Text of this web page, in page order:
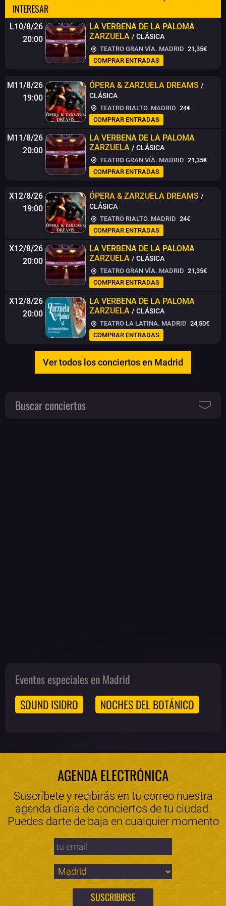
INTERESAR
L10/8/26
20:00
LA VERBENA DE LA PALOMA
ZARZUELA / CLÁSICA
TEATRO GRAN VÍA. MADRID 21,35€
COMPRAR ENTRADAS
M11/8/26
19:00
ÓPERA & ZARZUELA DREAMS /
CLÁSICA
TEATRO RIALTO. MADRID 24€
COMPRAR ENTRADAS
M11/8/26
20:00
LA VERBENA DE LA PALOMA
ZARZUELA / CLÁSICA
TEATRO GRAN VÍA. MADRID 21,35€
COMPRAR ENTRADAS
X12/8/26
19:00
ÓPERA & ZARZUELA DREAMS /
CLÁSICA
TEATRO RIALTO. MADRID 24€
COMPRAR ENTRADAS
X12/8/26
20:00
LA VERBENA DE LA PALOMA
ZARZUELA / CLÁSICA
TEATRO GRAN VÍA. MADRID 21,35€
COMPRAR ENTRADAS
X12/8/26
20:00
LA VERBENA DE LA PALOMA
ZARZUELA / CLÁSICA
TEATRO LA LATINA. MADRID 24,50€
COMPRAR ENTRADAS
Ver todos los conciertos en Madrid
Buscar conciertos
Eventos especiales en Madrid
SOUND ISIDRO
NOCHES DEL BOTÁNICO
AGENDA ELECTRÓNICA
Suscríbete y recibirás en tu correo nuestra
agenda diaria de conciertos de tu ciudad.
Puedes darte de baja en cualquier momento